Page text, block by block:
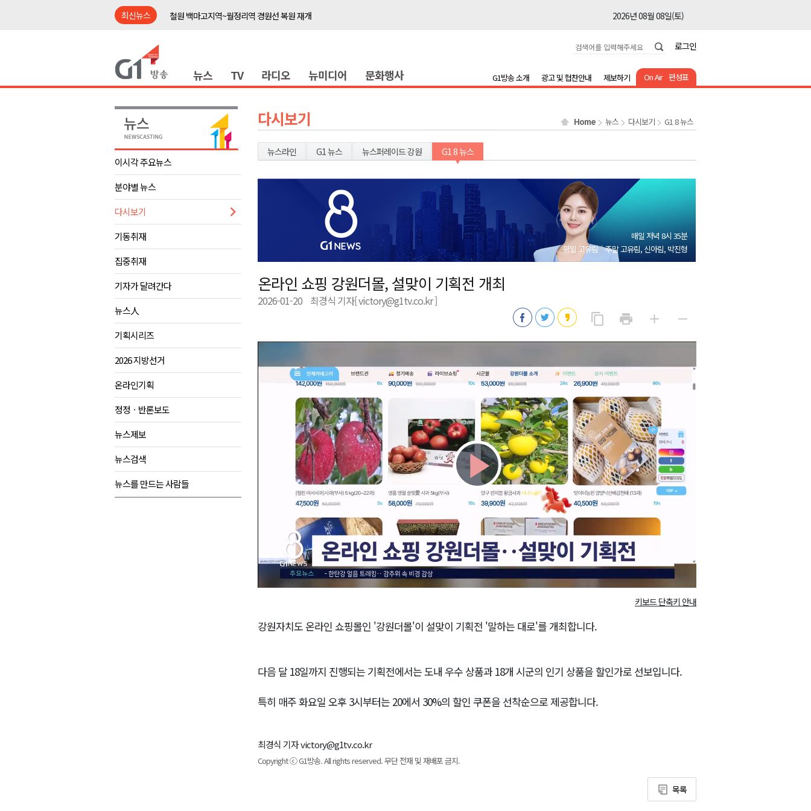
최신뉴스
철원 백마고지역~월정리역 경원선 복원 재개
2026년 08월 08일(토)
2026년 08월 08일(토)
영월군, 14~15일 서부시장 야시장 운영
2026년 08월 08일(토)
강원개발공사, 공기업 평가 2년 연속 '다'등급
도-시군 첫 간담회..우상호 "하나된 공동체"
2026년 08월 07일(금)
이 대통령, 사북·납북귀환어부 국가폭력 사과
2026년 08월 08일(토)
철원 백마고지역~월정리역 경원선 복원 재개
2026년 08월 08일(토)
어젯밤 원주 아파트 정전..천 백여세대 불편
2026년 08월 08일(토)
춘천시립 '장애아동전담어린이집' 개원
2026년 08월 08일(토)
양양군, 21일까지 '초등학생 틈새 돌봄' 시행
강원개발공사, 공기업 평가 2년 연속 '다'등급
도-시군 첫 간담회..우상호 "하나된 공동체"
2026년 08월 07일(금)
이 대통령, 사북·납북귀환어부 국가폭력 사과
2026년 08월 07일(금)
로그인
뉴스 TV 라디오 뉴미디어 문화행사 On Air 편성표
G1방송 소개 광고 및 협찬안내 제보하기
이시각 주요뉴스
분야별 뉴스
다시보기
기동취재
집중취재
기자가 달려간다
뉴스人
기획시리즈
2026 지방선거
온라인기획
정정ㆍ반론보도
뉴스제보
뉴스검색
뉴스를 만드는 사람들
다시보기 Home 뉴스 다시보기 G1 8 뉴스
뉴스라인 G1 뉴스 뉴스퍼레이드 강원 G1 8 뉴스
매일 저녁 8시 35분
평일 고유림
주말 고유림, 신아림, 박진형
온라인 쇼핑 강원더몰, 설맞이 기획전 개최
2026-01-20 최경식 기자[ victory@g1tv.co.kr ]
content_copy
사
print add
게
remove
게
Play
Video
키보드 단축키 안내
강원자치도 온라인 쇼핑몰인 '강원더몰'이 설맞이 기획전 '말하는 대로'를 개최합니다.
다음 달 18일까지 진행되는 기획전에서는 도내 우수 상품과 18개 시군의 인기 상품을 할인가로 선보입니다.
특히 매주 화요일 오후 3시부터는 20에서 30%의 할인 쿠폰을 선착순으로 제공합니다.
최경식 기자 victory@g1tv.co.kr
Copyright ⓒ G1방송. All rights reserved. 무단 전재 및 재배포 금지.
목록